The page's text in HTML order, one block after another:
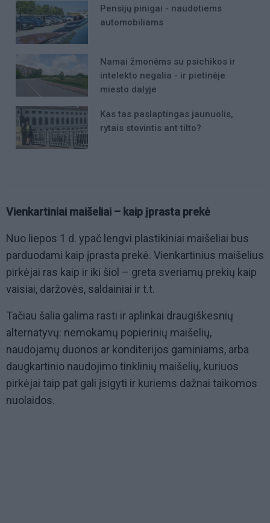
Pensijų pinigai - naudotiems
automobiliams
Namai žmonėms su psichikos ir
intelekto negalia - ir pietinėje
miesto dalyje
Kas tas paslaptingas jaunuolis,
rytais stovintis ant tilto?
Vienkartiniai maišeliai – kaip įprasta prekė
Nuo liepos 1 d. ypač lengvi plastikiniai maišeliai bus
parduodami kaip įprasta prekė. Vienkartinius maišelius
pirkėjai ras kaip ir iki šiol – greta sveriamų prekių kaip
vaisiai, daržovės, saldainiai ir t.t.
Tačiau šalia galima rasti ir aplinkai draugiškesnių
alternatyvų: nemokamų popierinių maišelių,
naudojamų duonos ar konditerijos gaminiams, arba
daugkartinio naudojimo tinklinių maišelių, kuriuos
pirkėjai taip pat gali įsigyti ir kuriems dažnai taikomos
nuolaidos.